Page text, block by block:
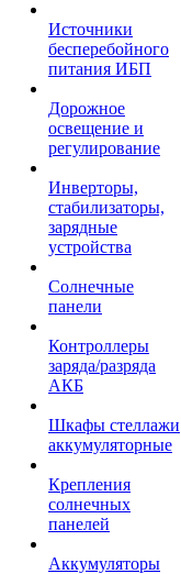
Источники
бесперебойного
питания ИБП
Дорожное
освещение и
регулирование
Инверторы,
стабилизаторы,
зарядные
устройства
Солнечные
панели
Контроллеры
заряда/разряда
АКБ
Шкафы стеллажи
аккумуляторные
Крепления
солнечных
панелей
Аккумуляторы